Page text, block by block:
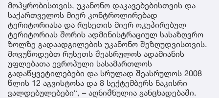
მოპყრობისთვის, უკანონო დაკავებებისთვის და
საქართველოს მიერ კონტროლირებად
ტერიტორიასა და რუსეთის მიერ ოკუპირებულ
ტერიტორიას შორის ადმინისტრაციულ სასაზღვრო
ზოლზე გადაადგილების უკანონო შეზღუდვისთვის.
მოვუწოდებთ რუსეთს შეასრულოს ადამიანის
უფლებათა ევროპული სასამართლოს
გადაწყვეტილებები და სრულად შეასრულოს 2008
წლის 12 აგვისტოსა და 8 სექტემბერს ნაკისრი
ვალდებულებები“, – აღნიშნულია განცხადებაში.